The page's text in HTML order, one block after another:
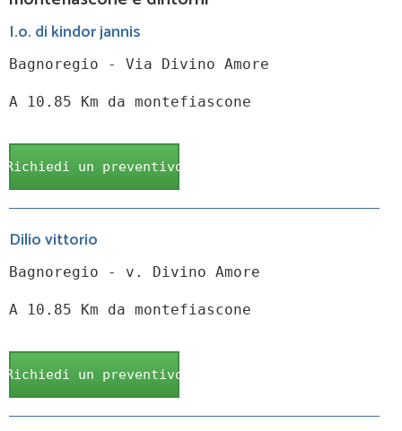
I.o. di kindor jannis
Bagnoregio - Via Divino Amore
A 10.85 Km da montefiascone
Richiedi un preventivo
Dilio vittorio
Bagnoregio - v. Divino Amore
A 10.85 Km da montefiascone
Richiedi un preventivo